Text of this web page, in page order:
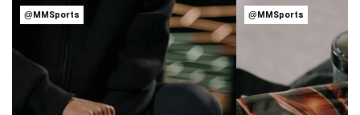
@MMSports @MMSports